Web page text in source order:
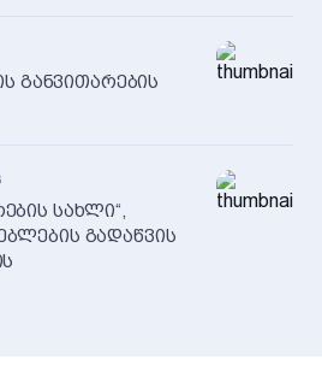
განვითარების
სახლი“,
გადაწვის